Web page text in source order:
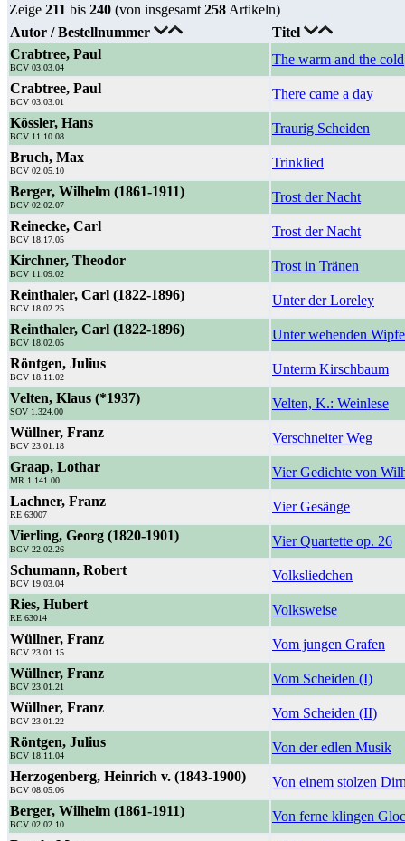
Zeige 211 bis 240 (von insgesamt 258 Artikeln)
Autor / Bestellnummer
Titel
Crabtree, Paul
BCV 03.03.04
The warm and the cold
Crabtree, Paul
BCV 03.03.01
There came a day
Kössler, Hans
BCV 11.10.08
Traurig Scheiden
Bruch, Max
BCV 02.05.10
Trinklied
Berger, Wilhelm (1861-1911)
BCV 02.02.07
Trost der Nacht
Reinecke, Carl
BCV 18.17.05
Trost der Nacht
Kirchner, Theodor
BCV 11.09.02
Trost in Tränen
Reinthaler, Carl (1822-1896)
BCV 18.02.25
Unter der Loreley
Reinthaler, Carl (1822-1896)
BCV 18.02.05
Unter wehenden
Röntgen, Julius
BCV 18.11.02
Unterm Kirschbaum
Velten, Klaus (*1937)
SOV 1.324.00
Velten, K.: Weinlese
Wüllner, Franz
BCV 23.01.18
Verschneiter Weg
Graap, Lothar
MR 1.141.00
Vier Gedichte von
Lachner, Franz
RE 63007
Vier Gesänge
Vierling, Georg (1820-1901)
BCV 22.02.26
Vier Quartette op. 26
Schumann, Robert
BCV 19.03.04
Volksliedchen
Ries, Hubert
RE 63014
Volksweise
Wüllner, Franz
BCV 23.01.15
Vom jungen Grafen
Wüllner, Franz
BCV 23.01.21
Vom Scheiden (I)
Wüllner, Franz
BCV 23.01.22
Vom Scheiden (II)
Röntgen, Julius
BCV 18.11.04
Von der edlen Musik
Herzogenberg, Heinrich v. (1843-1900)
BCV 08.05.06
Von einem stolzen
Berger, Wilhelm (1861-1911)
BCV 02.02.10
Von ferne klingen